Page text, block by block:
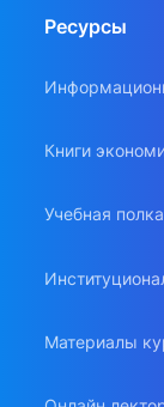
Ресурсы
Книги
Учебная полка
Материалы